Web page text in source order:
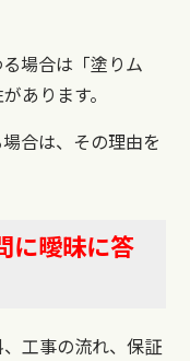
場合は「塗りム
あります。
合は、その理由を
に曖昧に答
工事の流れ、保証